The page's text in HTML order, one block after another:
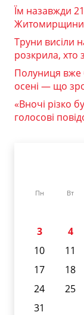
Їм назавжди
Житомирщини
Труни висіли
розкрила, хто
Полуниця вже
осені — що
«Вночі різко
голосові
Пн Вт
3
4
10
11
17
18
24
25
31